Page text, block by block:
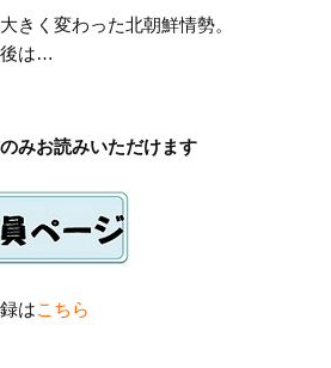
きく変わった北朝鮮情勢。
後は…
みお読みいただけます
はこちら